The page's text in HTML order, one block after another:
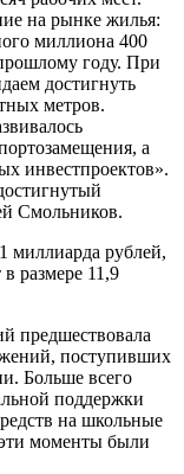
на рынке жилья:
миллиона 400
году. При
достигнуть
метров.
а
инвестпроектов».
Смольников.
миллиарда рублей,
размере 11,9
предшествовала
поступивших
Больше всего
поддержки
на школьные
моменты были